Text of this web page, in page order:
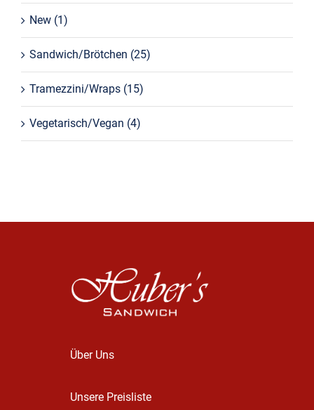
New (1)
Sandwich/Brötchen (25)
Tramezzini/Wraps (15)
Vegetarisch/Vegan (4)
Über Uns
Unsere Preisliste